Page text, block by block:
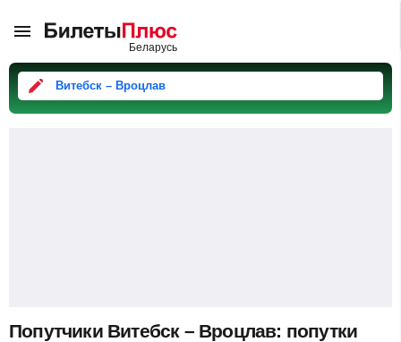
Витебск – Вроцлав
Попутчики Витебск – Вроцлав: попутки